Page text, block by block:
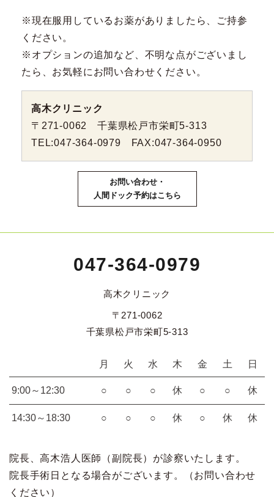
※現在服用しているお薬がありましたら、ご持参
ください。
※オプションの追加など、不明な点がございまし
たら、お気軽にお問い合わせください。
高木クリニック
〒271-0062 千葉県松戸市栄町5-313
TEL:047-364-0979 FAX:047-364-0950
お問い合わせ・
人間ドック予約はこちら
047-364-0979
高木クリニック
〒271-0062
千葉県松戸市栄町5-313
月 火 水 木 金 土 日
9:00～12:30 ○ ○ ○ 休 ○ ○ 休
14:30～18:30 ○ ○ ○ 休 ○ 休 休
院長、高木浩人医師（副院長）が診察いたします。
院長手術日となる場合がございます。（お問い合わせ
ください）